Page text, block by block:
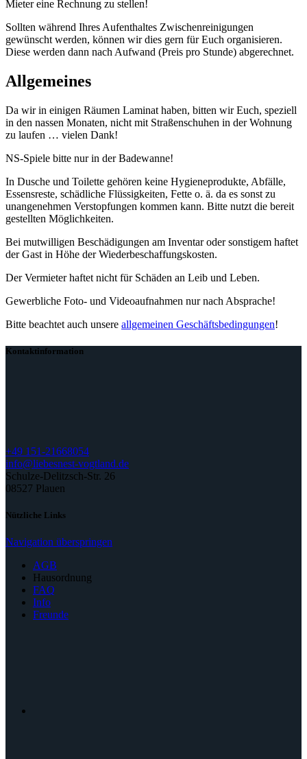
Mieter eine Rechnung zu stellen!
Sollten während Ihres Aufenthaltes Zwischenreinigungen
gewünscht werden, können wir dies gern für Euch organisieren.
Diese werden dann nach Aufwand (Preis pro Stunde) abgerechnet.
Allgemeines
Da wir in einigen Räumen Laminat haben, bitten wir Euch, speziell
in den nassen Monaten, nicht mit Straßenschuhen in der Wohnung
zu laufen … vielen Dank!
NS-Spiele bitte nur in der Badewanne!
In Dusche und Toilette gehören keine Hygieneprodukte, Abfälle,
Essensreste, schädliche Flüssigkeiten, Fette o. ä. da es sonst zu
unangenehmen Verstopfungen kommen kann. Bitte nutzt die bereit
gestellten Möglichkeiten.
Bei mutwilligen Beschädigungen am Inventar oder sonstigem haftet
der Gast in Höhe der Wiederbeschaffungskosten.
Der Vermieter haftet nicht für Schäden an Leib und Leben.
Gewerbliche Foto- und Videoaufnahmen nur nach Absprache!
Bitte beachtet auch unsere allgemeinen Geschäftsbedingungen!
Kontaktinformation
+49 151-21668054
info@liebesnest-vogtland.de
Schulze-Delitzsch-Str. 26
08527 Plauen
Nützliche Links
Navigation überspringen
AGB
Hausordnung
FAQ
Info
Freunde